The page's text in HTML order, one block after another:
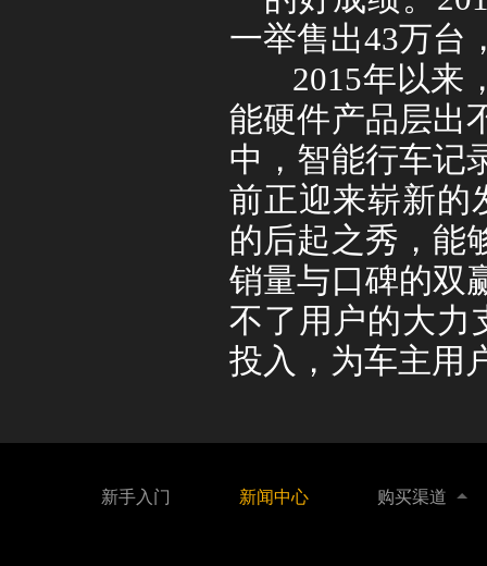
一举售出43万台
2015年以来
能硬件产品层出
中，智能行车记
前正迎来崭新的
的后起之秀，能
销量与口碑的双
不了用户的大力
投入，为车主用
新手入门 新闻中心 购买渠道